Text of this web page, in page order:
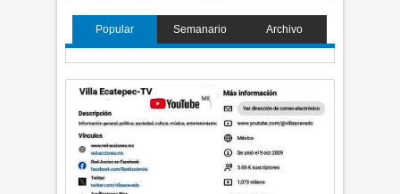
Popular Semanario Archivo